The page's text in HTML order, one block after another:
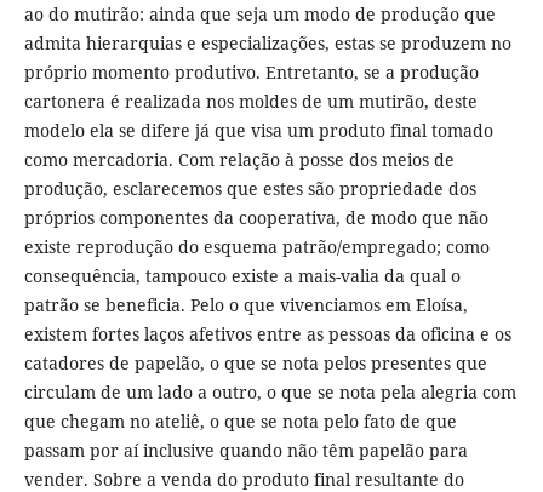
ao do mutirão: ainda que seja um modo de produção que
admita hierarquias e especializações, estas se produzem no
próprio momento produtivo. Entretanto, se a produção
cartonera é realizada nos moldes de um mutirão, deste
modelo ela se difere já que visa um produto final tomado
como mercadoria. Com relação à posse dos meios de
produção, esclarecemos que estes são propriedade dos
próprios componentes da cooperativa, de modo que não
existe reprodução do esquema patrão/empregado; como
consequência, tampouco existe a mais-valia da qual o
patrão se beneficia. Pelo o que vivenciamos em Eloísa,
existem fortes laços afetivos entre as pessoas da oficina e os
catadores de papelão, o que se nota pelos presentes que
circulam de um lado a outro, o que se nota pela alegria com
que chegam no ateliê, o que se nota pelo fato de que
passam por aí inclusive quando não têm papelão para
vender. Sobre a venda do produto final resultante do